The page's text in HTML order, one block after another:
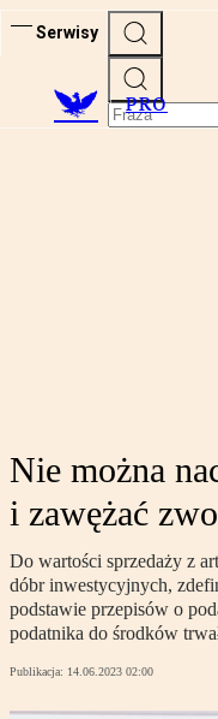
Serwisy
PRO
Nie można
i zawężać
Do wartości sprzedaży z
dóbr inwestycyjnych,
podstawie przepisów o
podatnika do środków
Publikacja: 14.06.2023 02:00